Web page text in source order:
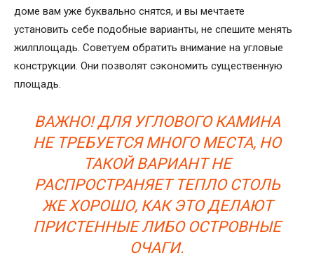
доме вам уже буквально снятся, и вы мечтаете
установить себе подобные варианты, не спешите менять
жилплощадь. Советуем обратить внимание на угловые
конструкции. Они позволят сэкономить существенную
площадь.
ВАЖНО! ДЛЯ УГЛОВОГО КАМИНА
НЕ ТРЕБУЕТСЯ МНОГО МЕСТА, НО
ТАКОЙ ВАРИАНТ НЕ
РАСПРОСТРАНЯЕТ ТЕПЛО СТОЛЬ
ЖЕ ХОРОШО, КАК ЭТО ДЕЛАЮТ
ПРИСТЕННЫЕ ЛИБО ОСТРОВНЫЕ
ОЧАГИ.